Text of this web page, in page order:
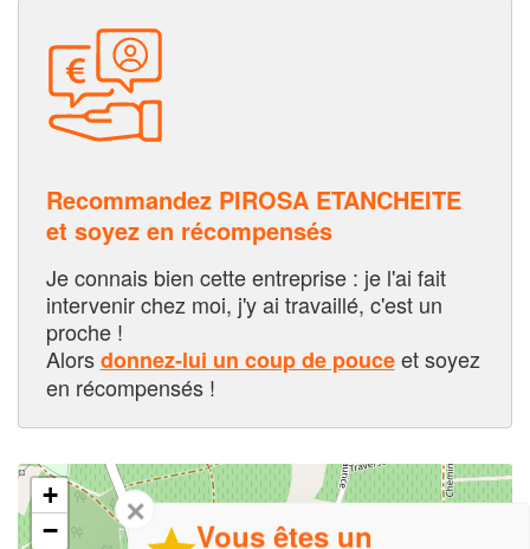
Recommandez PIROSA ETANCHEITE
et soyez en récompensés
Je connais bien cette entreprise : je l'ai fait
intervenir chez moi, j'y ai travaillé, c'est un
proche !
Alorsdonnez-lui un coup de pouceet soyez
en récompensés !
+
−
✕
Vous êtes un